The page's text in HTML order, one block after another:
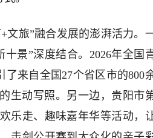
文旅”融合发展的澎湃活力。
景”深度结合。2026年全国
来自全国27个省区市的800
生动写照。另一边，贵阳市
乐走、趣味嘉年华等活动，